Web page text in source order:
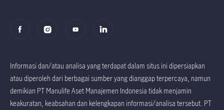
Informasi dan/atau analisa yang terdapat dalam situs ini dipersiapkan
atau diperoleh dari berbagai sumber yang dianggap terpercaya, namun
demikian PT Manulife Aset Manajemen Indonesia tidak menjamin
keakuratan, keabsahan dan kelengkapan informasi/analisa tersebut. PT